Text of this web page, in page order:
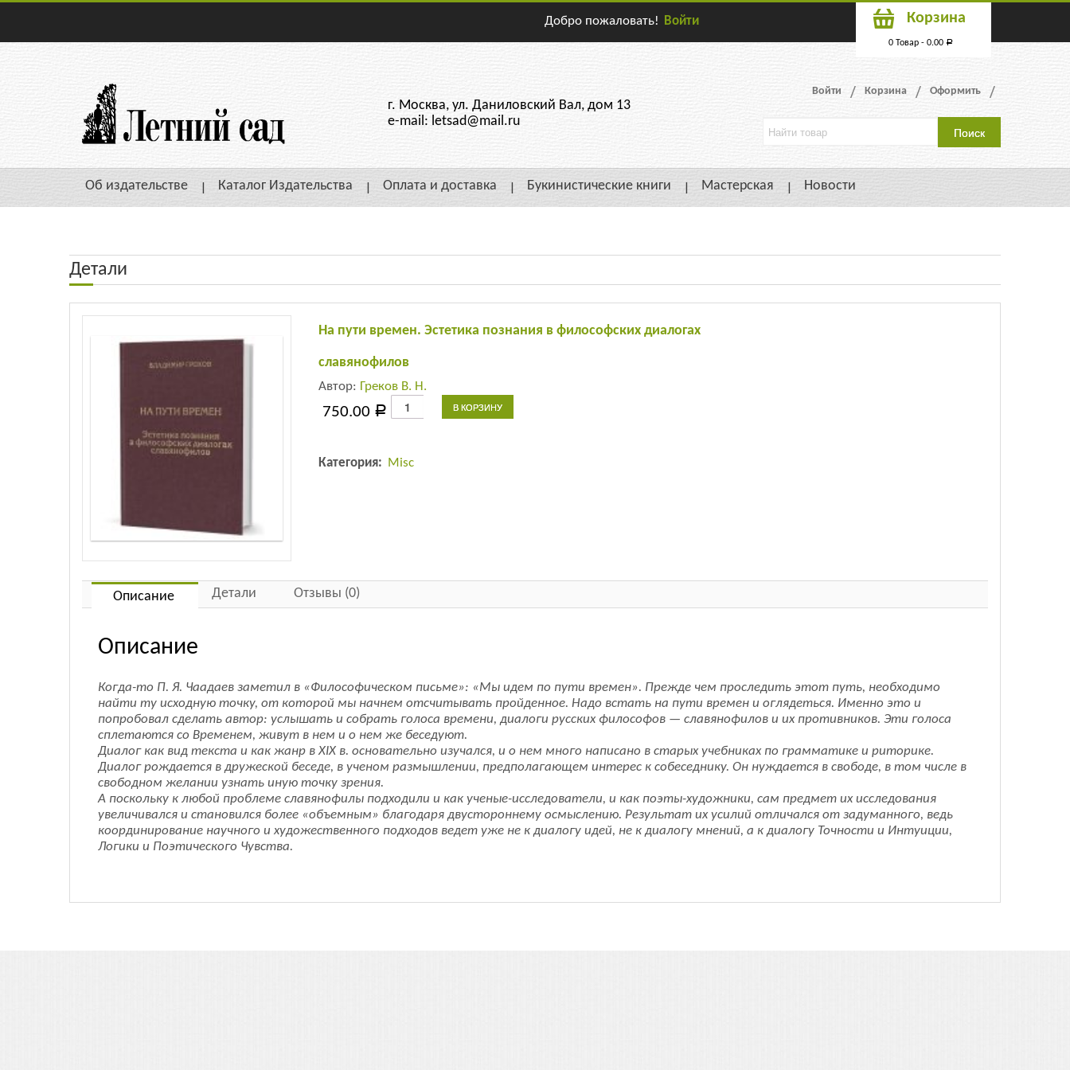
Добро пожаловать! Войти Корзина
0 Товар - 0.00 Р
г. Москва, ул. Даниловский Вал, дом 13
e-mail: letsad@mail.ru
Войти Корзина Оформить
Об издательстве Каталог Издательства Оплата и доставка Букинистические книги Мастерская Новости
Детали
На пути времен. Эстетика познания в философских диалогах
славянофилов
Автор: Греков В. Н.
750.00 Р
Количество
товара
времен.
В КОРЗИНУ
Категория: Misc
Описание Детали Отзывы (0)
Описание
Когда-то П. Я. Чаадаев заметил в «Философическом письме»: «Мы идем по пути времен». Прежде чем проследить этот путь, необходимо
найти ту исходную точку, от которой мы начнем отсчитывать пройденное. Надо встать на пути времен и оглядеться. Именно это и
попробовал сделать автор: услышать и собрать голоса времени, диалоги русских философов — славянофилов и их противников. Эти голоса
сплетаются со Временем, живут в нем и о нем же беседуют.
Диалог как вид текста и как жанр в XIX в. основательно изучался, и о нем много написано в старых учебниках по грамматике и риторике.
Диалог рождается в дружеской беседе, в ученом размышлении, предполагающем интерес к собеседнику. Он нуждается в свободе, в том числе в
свободном желании узнать иную точку зрения.
А поскольку к любой проблеме славянофилы подходили и как ученые-исследователи, и как поэты-художники, сам предмет их исследования
увеличивался и становился более «объемным» благодаря двустороннему осмыслению. Результат их усилий отличался от задуманного, ведь
координирование научного и художественного подходов ведет уже не к диалогу идей, не к диалогу мнений, а к диалогу Точности и Интуиции,
Логики и Поэтического Чувства.